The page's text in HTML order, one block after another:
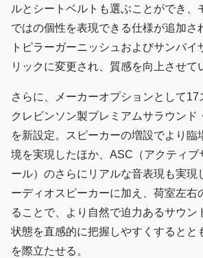
ルとシートベルトも選ぶことができ、
ではの個性を表現できる仕様が追加さ
トピラーガーニッシュおよびサンバイ
リックに変更され、質感を向上させて
さらに、メーカーオプションとして17
クレビンソン製プレミアムサラウンド
を新設定。スピーカーの増設でより臨
境を実現したほか、ASC（アクティブ
ール）のさらにリアルな音表現も実現
ーディオスピーカーに加え、荷室左右
ることで、より自然で迫力あるサウン
状態を直感的に把握しやすくするとと
を際立たせる。